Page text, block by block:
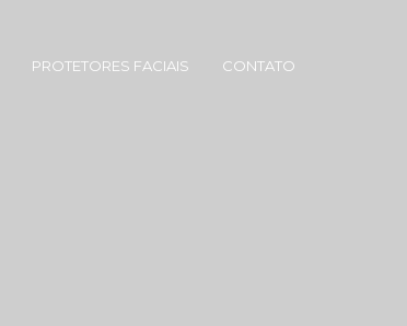
PROTETORES FACIAIS CONTATO